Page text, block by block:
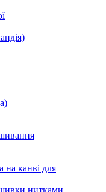
канві для
нитками